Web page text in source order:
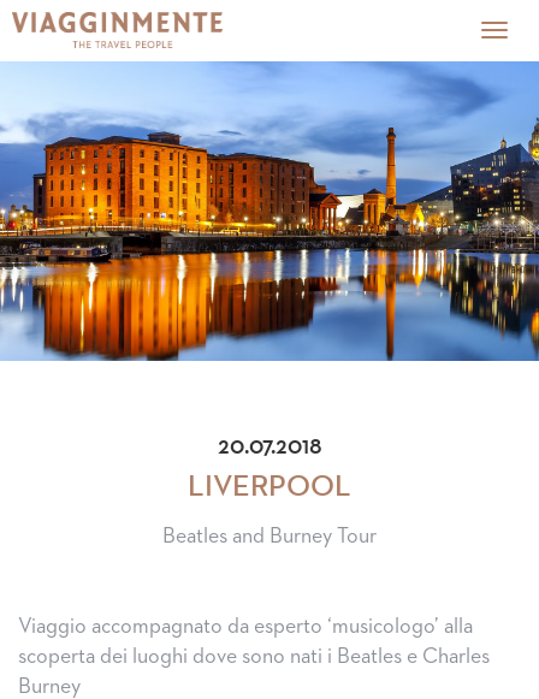
20.07.2018
LIVERPOOL
Beatles and Burney Tour
Viaggio accompagnato da esperto ‘musicologo’ alla
scoperta dei luoghi dove sono nati i Beatles e Charles
Burney